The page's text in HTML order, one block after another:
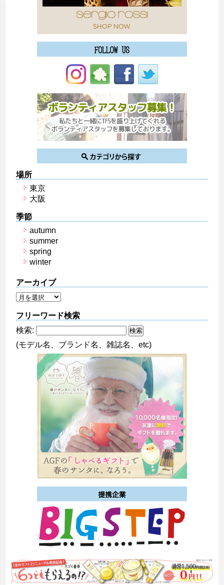
場所
東京
大阪
季節
autumn
summer
spring
winter
アーカイブ
フリーワード検索
検索:
(モデル名、ブランド名、雑誌名、etc)